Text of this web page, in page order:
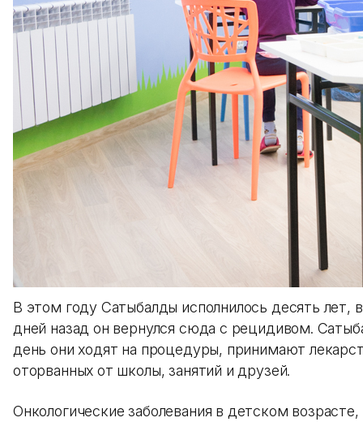
В этом году Сатыбалды исполнилось десять
дней назад он вернулся сюда с рецидивом.
день они ходят на процедуры, принимают
оторванных от школы, занятий и друзей.
Онкологические заболевания в детском